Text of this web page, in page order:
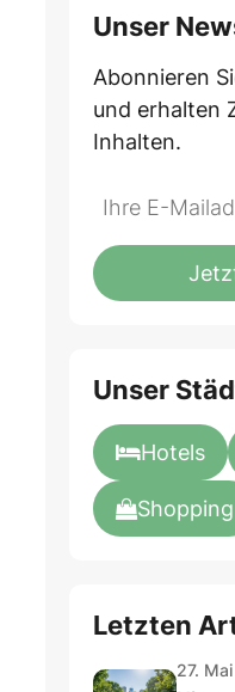
Unser
Abonnieren
und erhalten
Inhalten.
Do
fill
this
*Ihre
Mailadresse:
Unser
Hotels
Shopping
Letzten
27.